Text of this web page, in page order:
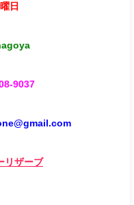
日
9037
リザーブ